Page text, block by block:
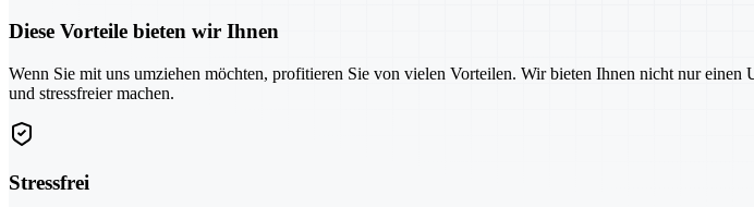
Diese Vorteile bieten wir Ihnen
Wenn Sie mit uns umziehen möchten, profitieren Sie von vielen Vorteilen. Wir bieten Ihnen nicht nur
und stressfreier machen.
Stressfrei